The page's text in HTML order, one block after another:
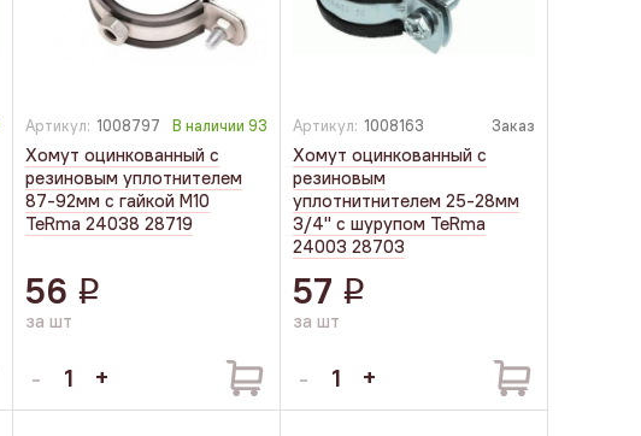
Артикул: 1008797 В наличии 93
Хомут оцинкованный с
резиновым уплотнителем
87-92мм с гайкой М10
TeRma 24038 28719
56 q
за шт
Артикул: 1008163 Заказ
Хомут оцинкованный с
резиновым
уплотнитнителем 25-28мм
3/4" с шурупом TeRma
24003 28703
57 q
за шт